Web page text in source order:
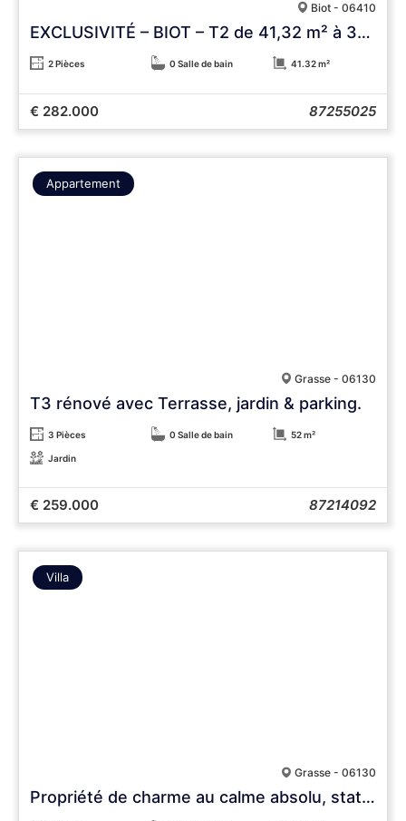
Biot - 06410
EXCLUSIVITÉ – BIOT – T2 de 41,32 m² à 300 m de la Mouratoglou Academy – Terrasse & vue dégagée
2 Pièces 0 Salle de bain 41.32 m²
€ 282.000 87255025
Appartement
Grasse - 06130
T3 rénové avec Terrasse, jardin & parking.
3 Pièces 0 Salle de bain 52 m²
Jardin
€ 259.000 87214092
Villa
Grasse - 06130
Propriété de charme au calme absolu, stationnements, 3 600 m² de terrain